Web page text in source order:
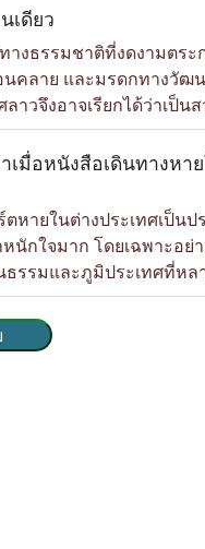
ชื่อมต่อก็กำลังพัฒนาอย่าง
ท์มือถือในประเทศลาว ส่ว
ายเครือข่าย และความคร
รศัพท์มือถือในประเทศลาว
เดียว
งธรรมชาติที่งดงามตระ
นคลาย และมรดกทางวัฒ
าวจึงอาจเรียกได้ว่าเป็น
งคนเดียวที่แสวงหาทั้งก
ตั้งแต่ป่าทึบสำหรับการเดิ
ม่น้ำโขงอันยิ่งใหญ่ ไปจนถึ
งพุทธศาสนา ประเทศลาว
กเดินทางอิสระอย่างครบ
วสำหรับนักท่องเที่ยวที...
มื่อหนังสือเดินทางหา
หายในต่างประเทศเป็น
นักใจมาก โดยเฉพาะอย่
รรมและภูมิประเทศที่หล
าสปอร์ตที่หายหรือถูกขโ
การระบุตัวตนและอนุญาต
แผนการเดินทางของคุณต้อ